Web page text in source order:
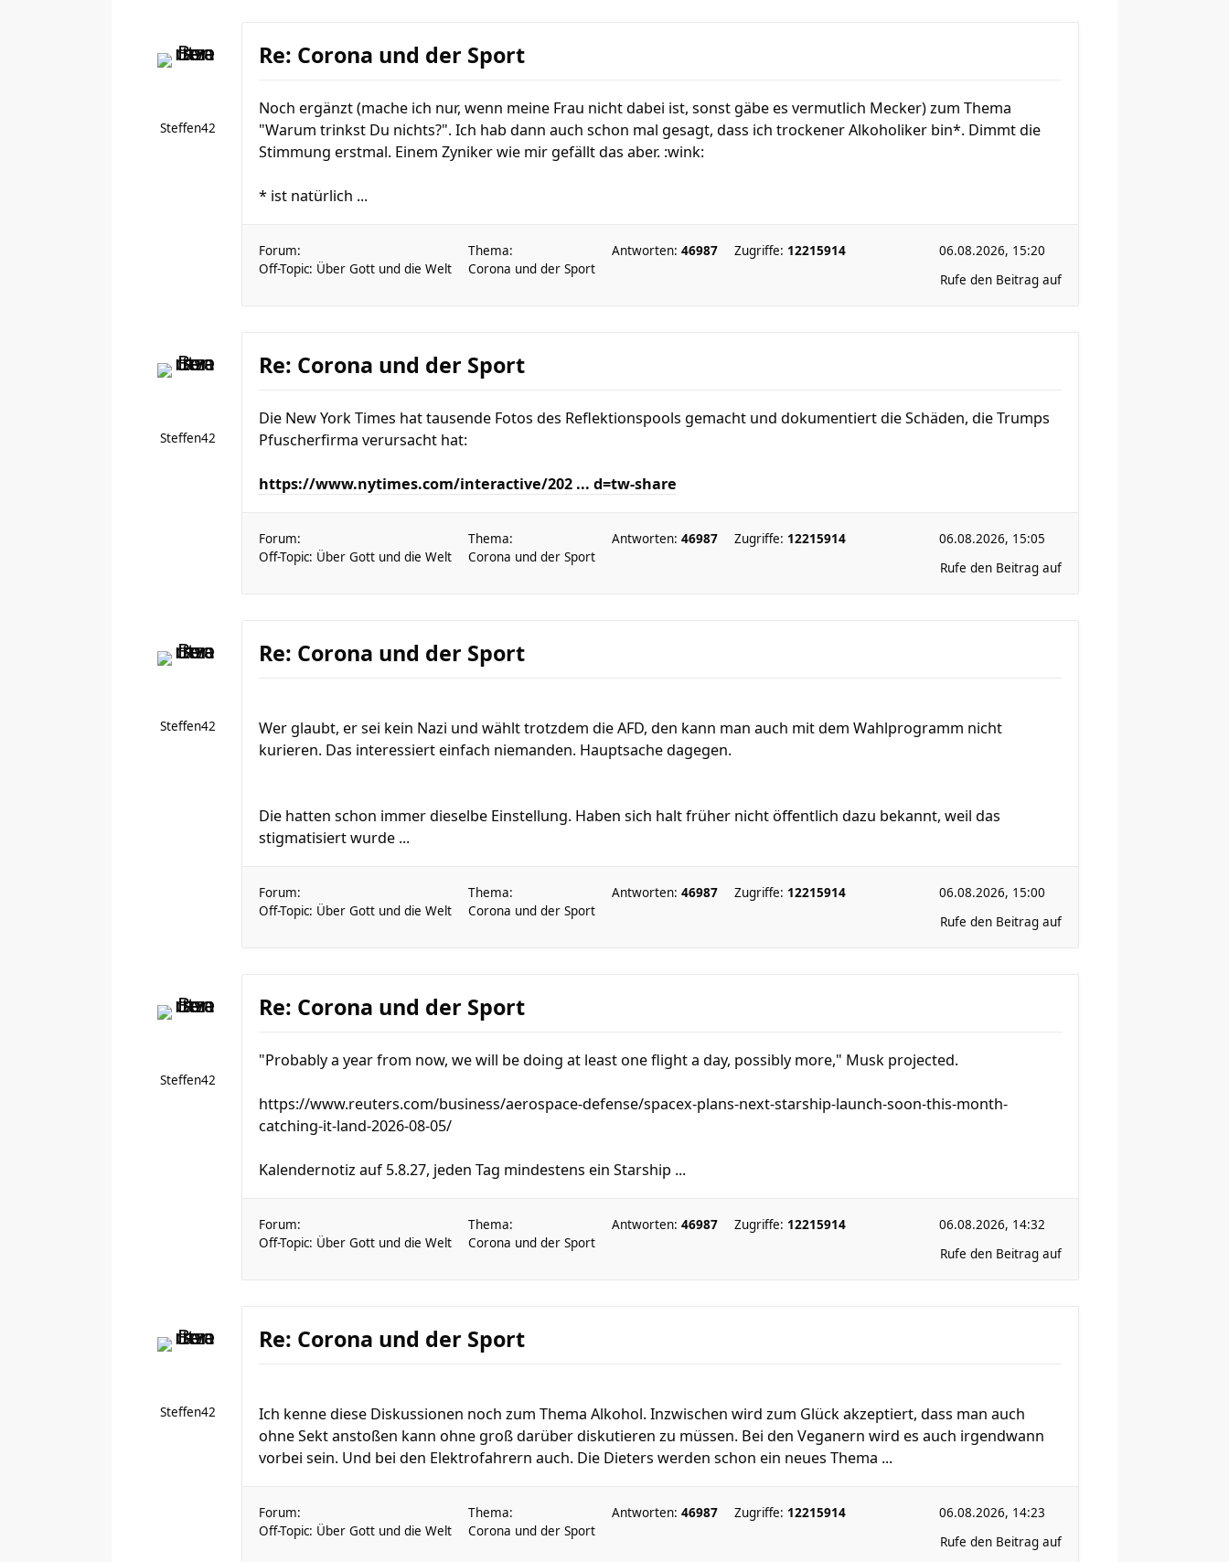
Steffen42
Re: Corona und der Sport
Noch ergänzt (mache ich nur, wenn meine Frau nicht dabei ist, sonst gäbe es vermutlich Mecker) zum Thema
"Warum trinkst Du nichts?". Ich hab dann auch schon mal gesagt, dass ich trockener Alkoholiker bin*. Dimmt die
Stimmung erstmal. Einem Zyniker wie mir gefällt das aber. :wink:
* ist natürlich ...
Forum:
Off-Topic: Über Gott und die Welt
Thema:
Corona und der Sport
Antworten: 46987 Zugriffe: 12215914
06.08.2026, 15:20
Rufe den Beitrag auf
Steffen42
Re: Corona und der Sport
Die New York Times hat tausende Fotos des Reflektionspools gemacht und dokumentiert die Schäden, die Trumps
Pfuscherfirma verursacht hat:
https://www.nytimes.com/interactive/202 ... d=tw-share
Forum:
Off-Topic: Über Gott und die Welt
Thema:
Corona und der Sport
Antworten: 46987 Zugriffe: 12215914
06.08.2026, 15:05
Rufe den Beitrag auf
Steffen42
Re: Corona und der Sport
Wer glaubt, er sei kein Nazi und wählt trotzdem die AFD, den kann man auch mit dem Wahlprogramm nicht
kurieren. Das interessiert einfach niemanden. Hauptsache dagegen.
Die hatten schon immer dieselbe Einstellung. Haben sich halt früher nicht öffentlich dazu bekannt, weil das
stigmatisiert wurde ...
Forum:
Off-Topic: Über Gott und die Welt
Thema:
Corona und der Sport
Antworten: 46987 Zugriffe: 12215914
06.08.2026, 15:00
Rufe den Beitrag auf
Steffen42
Re: Corona und der Sport
"Probably a year from now, we will be doing at least one flight a ​day, possibly more," ⁠Musk projected.
https://www.reuters.com/business/aerospace-defense/spacex-plans-next-starship-launch-soon-this-month-
catching-it-land-2026-08-05/
Kalendernotiz auf 5.8.27, jeden Tag mindestens ein Starship ...
Forum:
Off-Topic: Über Gott und die Welt
Thema:
Corona und der Sport
Antworten: 46987 Zugriffe: 12215914
06.08.2026, 14:32
Rufe den Beitrag auf
Steffen42
Re: Corona und der Sport
Ich kenne diese Diskussionen noch zum Thema Alkohol. Inzwischen wird zum Glück akzeptiert, dass man auch
ohne Sekt anstoßen kann ohne groß darüber diskutieren zu müssen. Bei den Veganern wird es auch irgendwann
vorbei sein. Und bei den Elektrofahrern auch. Die Dieters werden schon ein neues Thema ...
Forum:
Off-Topic: Über Gott und die Welt
Thema:
Corona und der Sport
Antworten: 46987 Zugriffe: 12215914
06.08.2026, 14:23
Rufe den Beitrag auf